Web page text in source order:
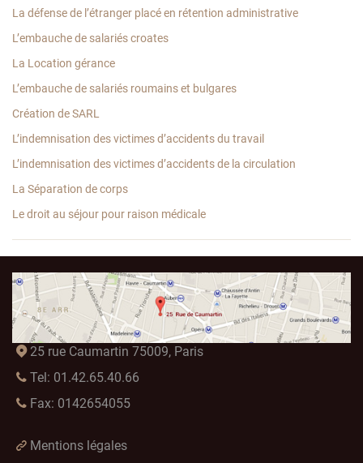
La défense de l’étranger placé en rétention administrative
L’embauche de salariés croates
La Location gérance
L’embauche de salariés roumains et bulgares
Création de SARL
L’indemnisation des victimes d’accidents du travail
L’indemnisation des victimes d’accidents de la circulation
La Séparation de corps
Le droit au séjour pour raison médicale
25 rue Caumartin 75009, Paris
Tel: 01.42.65.40.66
Fax: 0142654055
Mentions légales